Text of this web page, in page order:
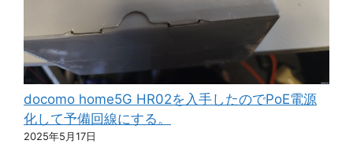
docomo home5G HR02を入手したのでPoE電源
化して予備回線にする。
2025年5月17日